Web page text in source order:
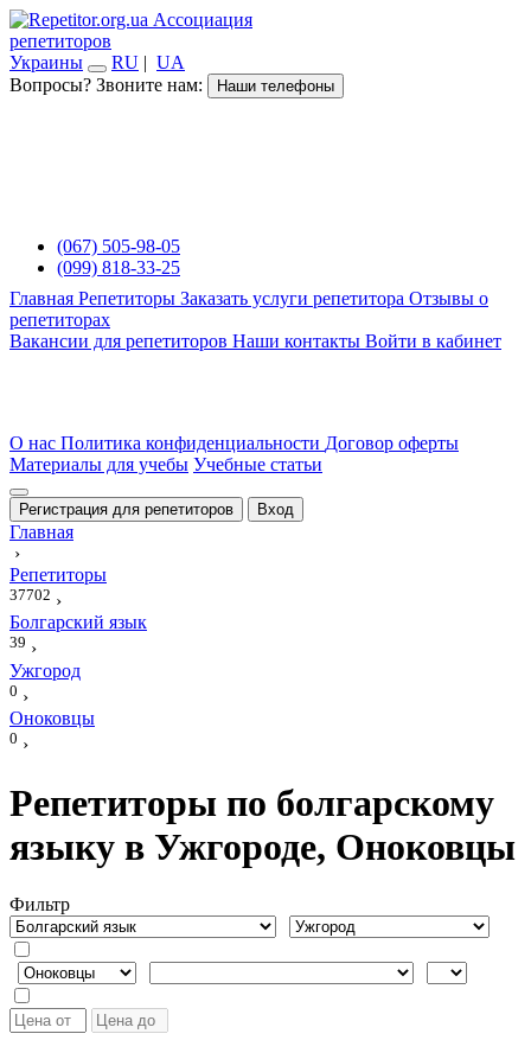
Ассоциация
репетиторов
Украины
RU | UA
Вопросы? Звоните нам:
Наши телефоны
(067) 505-98-05
(099) 818-33-25
Главная Репетиторы Заказать услуги репетитора Отзывы о
репетиторах
Вакансии для репетиторов Наши контакты Войти в кабинет
О нас Политика конфиденциальности Договор оферты
Материалы для учебы Учебные статьи
Регистрация для репетиторов Вход
Главная
›
Репетиторы
37702 ›
Болгарский язык
39 ›
Ужгород
0 ›
Оноковцы
0 ›
Репетиторы по болгарскому
языку в Ужгороде, Оноковцы
Фильтр